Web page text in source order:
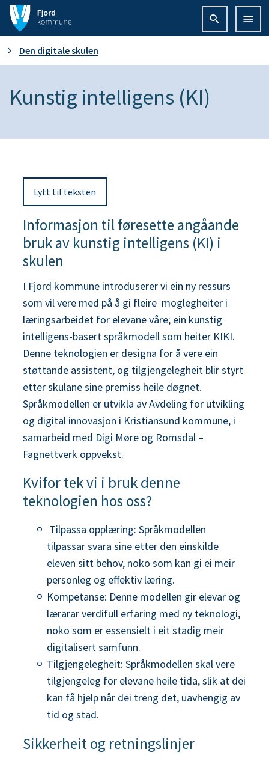
F
j
o
r
o
m
m
n
e
D
r
Den digitale skulen
Kunstig intelligens (KI)
Lytt til teksten
Informasjon til føresette angåande
bruk av kunstig intelligens (KI) i
skulen
I Fjord kommune introduserer vi ein ny ressurs
som vil vere med på å gi fleire moglegheiter i
læringsarbeidet for elevane våre; ein kunstig
intelligens-basert språkmodell som heiter KIKI.
Denne teknologien er designa for å vere ein
støttande assistent, og tilgjengelegheit blir styrt
etter skulane sine premiss heile døgnet.
Språkmodellen er utvikla av Avdeling for utvikling
og digital innovasjon i Kristiansund kommune, i
samarbeid med Digi Møre og Romsdal –
Fagnettverk oppvekst.
Kvifor tek vi i bruk denne
teknologien hos oss?
Tilpassa opplæring: Språkmodellen
tilpassar svara sine etter den einskilde
eleven sitt behov, noko som kan gi ei meir
personleg og effektiv læring.
Kompetanse: Denne modellen gir elevar og
lærarar verdifull erfaring med ny teknologi,
noko som er essensielt i eit stadig meir
digitalisert samfunn.
Tilgjengelegheit: Språkmodellen skal vere
tilgjengeleg for elevane heile tida, slik at dei
kan få hjelp når dei treng det, uavhengig av
tid og stad.
Sikkerheit og retningslinjer